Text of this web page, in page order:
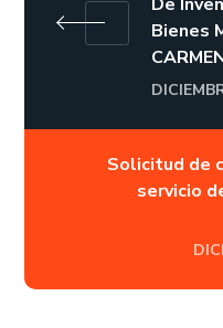
Bienes
Solicitud de
servicio